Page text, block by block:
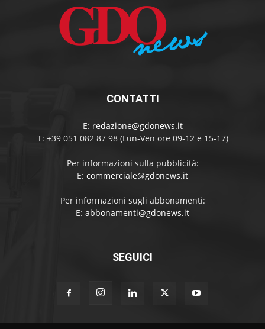
CONTATTI
E: redazione@gdonews.it
T: +39 051 082 87 98 (Lun-Ven ore 09-12 e 15-17)
Per informazioni sulla pubblicità:
E: commerciale@gdonews.it
Per informazioni sugli abbonamenti:
E: abbonamenti@gdonews.it
SEGUICI